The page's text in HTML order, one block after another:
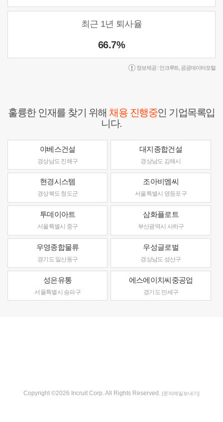
최근 1년 퇴사율
66.7%
정보제공 : 인크루트 공공데이터포털
훌륭한 인재를 찾기 위해채용 진행중인 기업목록입
니다.
야베스건설
경상남도 진해구
대지종합건설
경상남도 김해시
현경시스템
경상북도 청도군
조아비엠씨
서울특별시 영등포구
투데이아트
서울특별시 중구
삼화플로트
부산광역시 사하구
우영종합물류
경기도 일산동구
우성글로벌
경상남도 성산구
성은유통
서울특별시 송파구
에스에이치씨중공업
경기도 만세구
Copyright ©2026 Incruit Corp. All Rights Reserved. [문의메일보내기]